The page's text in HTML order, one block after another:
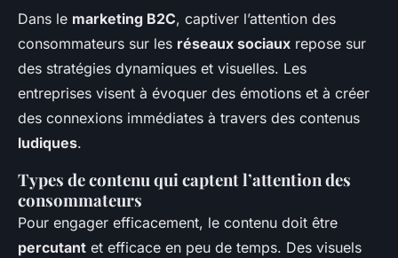
Dans le marketing B2C, captiver l’attention des
consommateurs sur les réseaux sociaux repose sur
des stratégies dynamiques et visuelles. Les
entreprises visent à évoquer des émotions et à créer
des connexions immédiates à travers des contenus
ludiques.
Types de contenu qui captent l’attention des
consommateurs
Pour engager efficacement, le contenu doit être
percutant et efficace en peu de temps. Des visuels